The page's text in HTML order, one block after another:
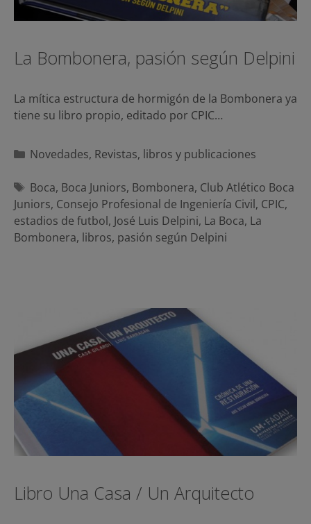
La Bombonera, pasión según Delpini
La mítica estructura de hormigón de la Bombonera ya
tiene su libro propio, editado por CPIC…
Categorías
Novedades, Revistas, libros y publicaciones
Etiquetas
Boca, Boca Juniors, Bombonera, Club Atlético Boca
Juniors, Consejo Profesional de Ingeniería Civil, CPIC,
estadios de futbol, José Luis Delpini, La Boca, La
Bombonera, libros, pasión según Delpini
Libro Una Casa / Un Arquitecto